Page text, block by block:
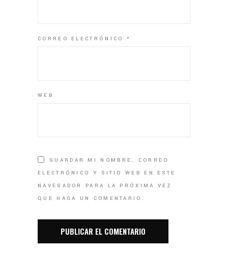
CORREO ELECTRÓNICO *
WEB
GUARDAR MI NOMBRE, CORREO
ELECTRÓNICO Y SITIO WEB EN ESTE
NAVEGADOR PARA LA PRÓXIMA VEZ
QUE HAGA UN COMENTARIO.